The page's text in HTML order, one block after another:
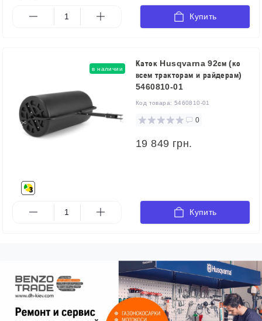
Купить
в наличии
Каток Husqvarna 92см (ко
всем тракторам и райдерам)
5460810-01
Код товара: 5460810-01
0
19 849 грн.
Купить